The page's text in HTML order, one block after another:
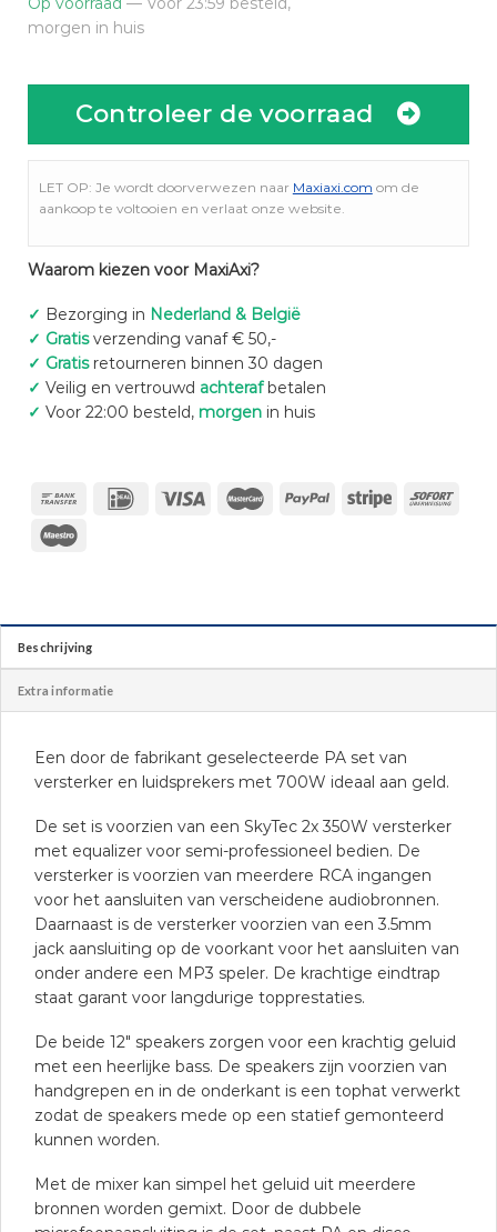
morgen in huis
Controleer de voorraad
LET OP: Je wordt doorverwezen naar Maxiaxi.com om de
aankoop te voltooien en verlaat onze website.
Waarom kiezen voor MaxiAxi?
✓ Bezorging in Nederland & België
✓ Gratisverzending vanaf € 50,-
✓ Gratisretourneren binnen 30 dagen
✓ Veilig en vertrouwd achterafbetalen
✓ Voor 22:00 besteld, morgenin huis
Beschrijving
Extra informatie
Een door de fabrikant geselecteerde PA set van
versterker en luidsprekers met 700W ideaal aan geld.
De set is voorzien van een SkyTec 2x 350W versterker
met equalizer voor semi-professioneel bedien. De
versterker is voorzien van meerdere RCA ingangen
voor het aansluiten van verscheidene audiobronnen.
Daarnaast is de versterker voorzien van een 3.5mm
jack aansluiting op de voorkant voor het aansluiten van
onder andere een MP3 speler. De krachtige eindtrap
staat garant voor langdurige topprestaties.
De beide 12″ speakers zorgen voor een krachtig geluid
met een heerlijke bass. De speakers zijn voorzien van
handgrepen en in de onderkant is een tophat verwerkt
zodat de speakers mede op een statief gemonteerd
kunnen worden.
Met de mixer kan simpel het geluid uit meerdere
bronnen worden gemixt. Door de dubbele